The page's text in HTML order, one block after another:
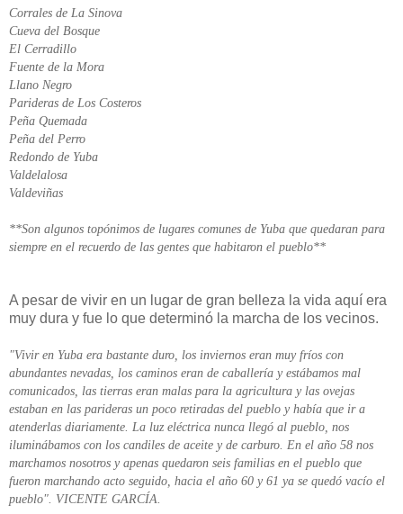
Corrales de La Sinova
Cueva del Bosque
El Cerradillo
Fuente de la Mora
Llano Negro
Parideras de Los Costeros
Peña Quemada
Peña del Perro
Redondo de Yuba
Valdelalosa
Valdeviñas
**Son algunos topónimos de lugares comunes de Yuba que quedaran para
siempre en el recuerdo de las gentes que habitaron el pueblo**
A pesar de vivir en un lugar de gran belleza la vida aquí era
muy dura y fue lo que determinó la marcha de los vecinos.
"Vivir en Yuba era bastante duro, los inviernos eran muy fríos con
abundantes nevadas, los caminos eran de caballería y estábamos mal
comunicados, las tierras eran malas para la agricultura y las ovejas
estaban en las parideras un poco retiradas del pueblo y había que ir a
atenderlas diariamente. La luz eléctrica nunca llegó al pueblo, nos
iluminábamos con los candiles de aceite y de carburo. En el año 58 nos
marchamos nosotros y apenas quedaron seis familias en el pueblo que
fueron marchando acto seguido, hacia el año 60 y 61 ya se quedó vacío el
pueblo". VICENTE GARCÍA.